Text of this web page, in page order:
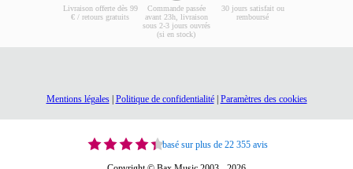
Livraison offerte dès 99
€ / retours gratuits
Commande passée
avant 23h, livraison
sous 2-3 jours ouvrés
(si en stock)
30 jours satisfait ou
remboursé
Mentions légales| Politique de confidentialité| Paramètres des cookies
basé sur plus de 22 355 avis